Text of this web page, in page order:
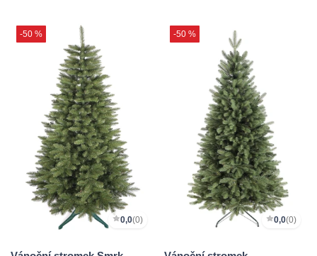
-50 %
0,0(0)
-50 %
0,0(0)